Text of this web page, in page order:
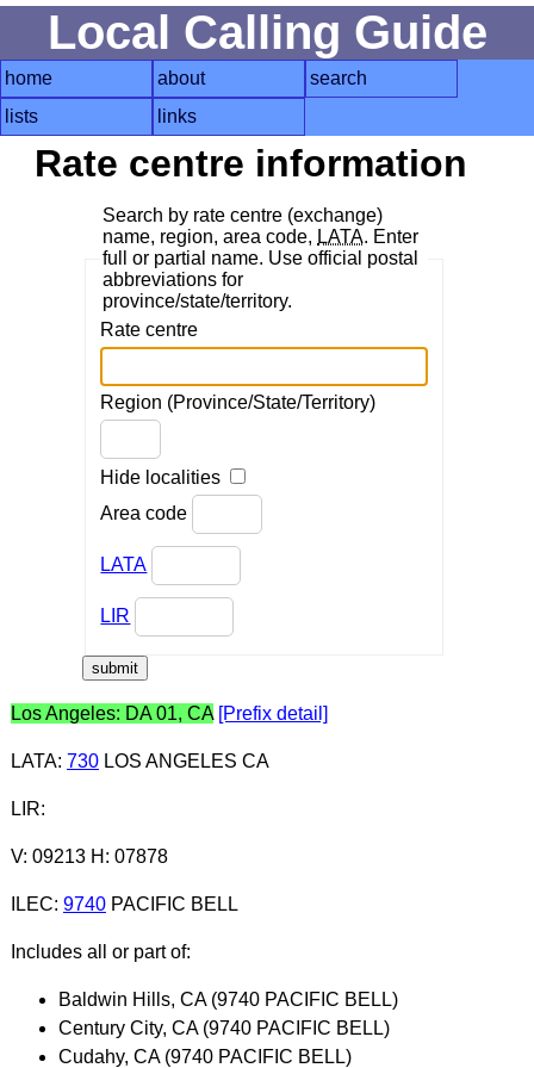
Local Calling Guide
home about
search
lists
links
Rate centre information
Search by rate centre (exchange)
name, region, area code, LATA. Enter
full or partial name. Use official postal
abbreviations for
province/state/territory.
Rate centre
Region (Province/State/Territory)
Hide localities
Area code
LATA
LIR
Los Angeles: DA 01, CA [Prefix detail]
LATA: 730LOS ANGELES CA
LIR:
V: 09213 H: 07878
ILEC: 9740PACIFIC BELL
Includes all or part of:
Baldwin Hills, CA (9740 PACIFIC BELL)
Century City, CA (9740 PACIFIC BELL)
Cudahy, CA (9740 PACIFIC BELL)